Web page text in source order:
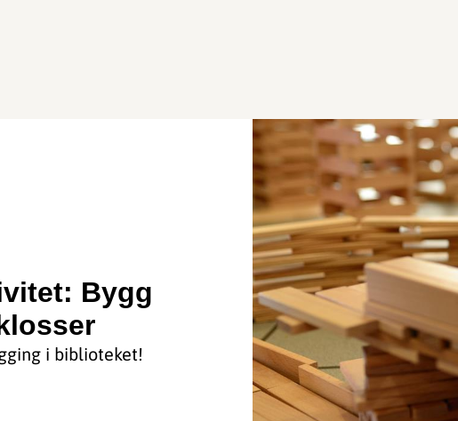
Bygg
i biblioteket!